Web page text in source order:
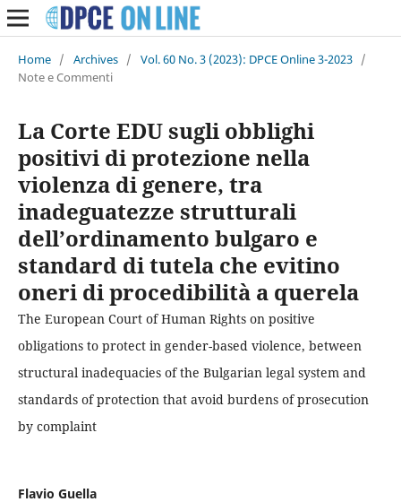
Home / Archives / Vol. 60 No. 3 (2023): DPCE Online 3-2023 /
Note e Commenti
La Corte EDU sugli obblighi
positivi di protezione nella
violenza di genere, tra
inadeguatezze strutturali
dell’ordinamento bulgaro e
standard di tutela che evitino
oneri di procedibilità a querela
The European Court of Human Rights on positive
obligations to protect in gender-based violence, between
structural inadequacies of the Bulgarian legal system and
standards of protection that avoid burdens of prosecution
by complaint
Flavio Guella